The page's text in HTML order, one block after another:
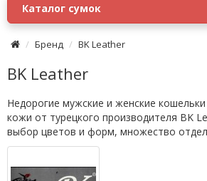
Каталог сумок
Бренд BK Leather
BK Leather
Недорогие мужские и женские
кожи от турецкого производителя BK
выбор цветов и форм, множество